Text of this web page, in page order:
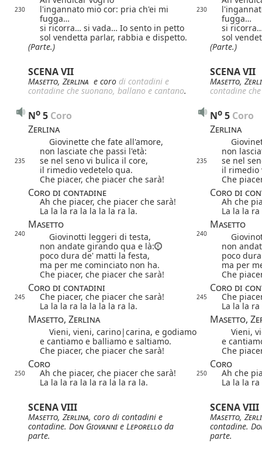
230
l'ingannato mio cor: pria ch'ei mi
fugga…
230
fugga…
si ricorra… si vada… Io sento in petto
si
sol vendetta parlar, rabbia e dispetto.
sol
(Parte.)
(Parte.)
SCENA VII SCENA VII
Masetto, Zerlina e coro di contadini e
contadine che suonano, ballano e cantano.
Masetto,
contadine
No 5 Coro No 5 Coro
Zerlina
Zerlina
Giovinette che fate all'amore,
non lasciate che passi l'età:
non
235 se nel seno vi bulica il core, 235
se nel
il rimedio vedetelo qua.
il rimedio
Che piacer, che piacer che sarà!
Che
Coro di contadine Coro di
Ah che piacer, che piacer che sarà!
Ah che
La la la ra la la la la ra la.
La la la
Masetto Masetto
240 Giovinotti leggeri di testa, 240
non andate girando qua e là:
non
poco dura de' matti la festa,
poco
ma per me cominciato non ha.
ma per
Che piacer, che piacer che sarà!
Che
Coro di contadini Coro di
245 Che piacer, che piacer che sarà! 245
Che
La la la ra la la la la ra la.
La la la
Masetto, Zerlina Masetto,
Vieni, vieni, carino|carina, e godiamo
Vieni,
e cantiamo e balliamo e saltiamo.
e
Che piacer, che piacer che sarà!
Che
Coro Coro
250 Ah che piacer, che piacer che sarà! 250
Ah che
La la la ra la la ra la la ra la.
La la la
SCENA VIII SCENA VIII
Masetto, Zerlina, coro di contadini e
contadine. Don Giovannie Leporello da
parte.
Masetto,
contadine.
parte.